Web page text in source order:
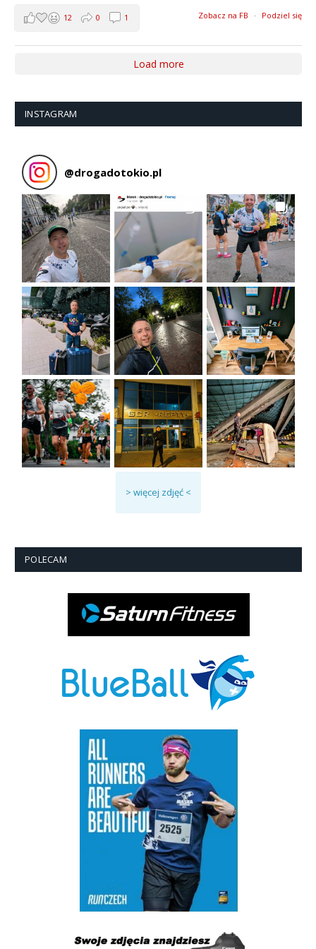
Zobacz na FB · Podziel się
12 0 1
Load more
INSTAGRAM
@drogadotokio.pl
> więcej zdjęć <
POLECAM